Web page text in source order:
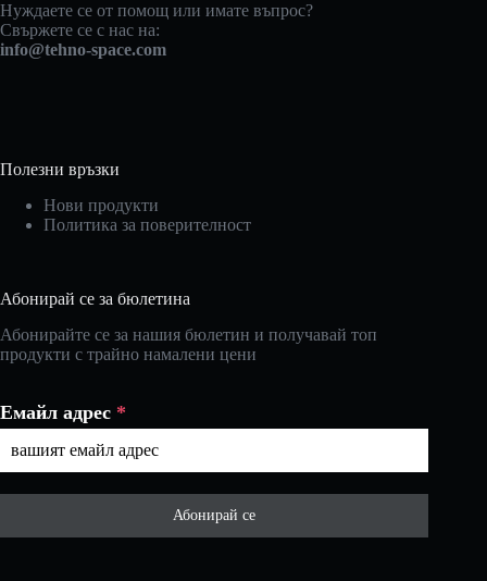
Нуждаете се от помощ или имате въпрос?
Свържете се с нас на:
info@tehno-space.com
Полезни връзки
Нови продукти
Политика за поверителност
Абонирай се за бюлетина
Абонирайте се за нашия бюлетин и получавай топ
продукти с трайно намалени цени
Емайл адрес *
Абонирай се